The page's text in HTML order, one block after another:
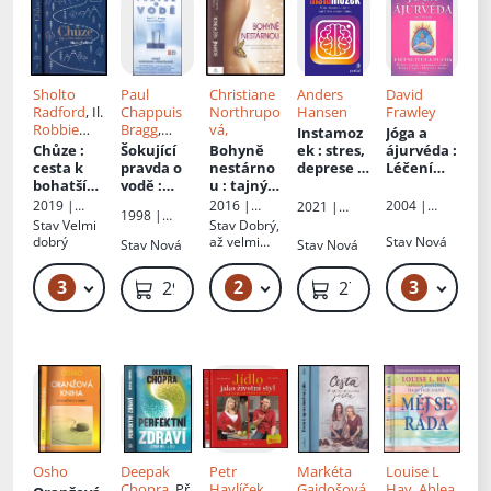
Sholto
Radford, Il.
Robbie
Porter, Př.
Miroslava
Lánská
Chůze:
cesta k
bohatším
u životu
2019 |
Euromedia
Group
StavVelmi
dobrý
3 119 Kč
Paul
Chappuis
Bragg,
Patricia
Bragg, Př.
Ludmila
Šokující
pravda o
vodě:
umíráme
předčasn
ě
1998 |
Nakladatels
tví Olomouc
Stav Nová
299 Kč
Christiane
Northrupo
vá,
Bohyně
nestárno
u : tajný
recept na
zářivou
vitalitu a
2016 |
Metafora,
spol. s r. o.
Stav Dobrý,
až velmi
dobrý
2 329 Kč – 359 Kč
Anders
Hansen
Instamoz
ek: stres,
deprese a
zapříčině
moderní
dobou
2021 |
Stav Nová
279 Kč
David
Frawley
Jóga a
ájurvéda :
Léčení
ducha
2004 |
Milena
Stav Nová
3
Osho
Deepak
Petr
Markéta
Louise L